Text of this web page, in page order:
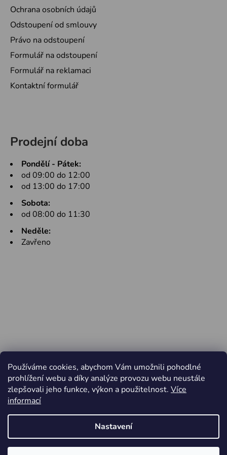
Používáme cookies, abychom Vám umožnili pohodlné
prohlížení webu a díky analýze provozu webu neustále
zlepšovali jeho funkce, výkon a použitelnost. Více
informací
Nastavení
Ochrana osobních údajů
Odstoupení od smlouvy
Právo na odstoupení
Formulář na odstoupení
Formulář na reklamaci
Kontaktní formulář
Prodejní doba
Pondělí - Pátek:
od 09:00 do 12:00
od 13:00 do 17:00
Sobota:
od 08:00 do 11:30
Neděle:
Zavřeno
Vytvořil Shoptet